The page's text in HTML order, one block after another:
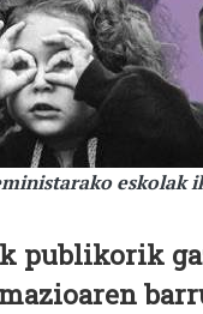
eskolak
publikorik